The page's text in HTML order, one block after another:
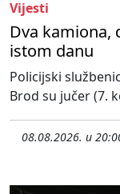
Vijesti
Dva kamiona,
istom danu
Policijski
Brod su jučer (7.
08.08.2026. u